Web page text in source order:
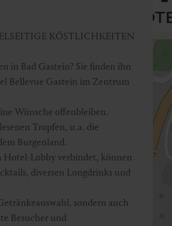
KÖSTLICHKEITEN
in Bad Gastein? Sie finden ihn
Bellevue Gastein im Zentrum
Wünsche offenbleiben.
Tropfen, u.a. die
Burgenland.
Hotel-Lobby verbindet, können
diversen Longdrinks und
sondern auch
Besucher und